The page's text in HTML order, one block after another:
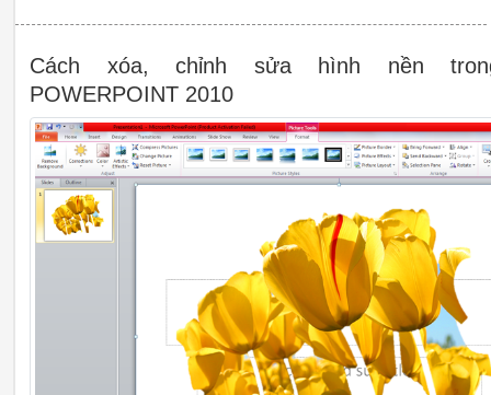
Cách xóa, chỉnh sửa hình nền
POWERPOINT 2010